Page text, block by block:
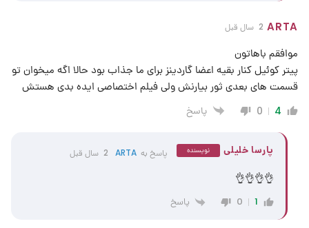
ARTA 2 سال قبل
موافقم باهاتون
پیتر کوئیل کنار بقیه اعضا گاردینز برای ما جذاب بود حالا اگه میخوان تو
قسمت های بعدی ثور بیارنش ولی فیلم اختصاصی ایده بدی هستش
4
0 پاسخ
پارسا خلیلی نویسنده پاسخ به ARTA 2 سال قبل
👌👌👌👌
1
0 پاسخ